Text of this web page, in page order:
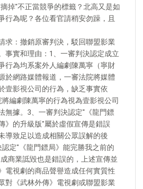
掉"不正當競爭的標籤？北高又是如
行為呢？各位看官請稍安勿躁，且
求：撤銷原審判決，駁回聯盟影業
事實和理由：1、一審判決認定成立
行為均系案外人編劇陳萬寧（寧財
於網路媒體報道，一審法院將媒體
壹影視公司的行為，缺乏事實依
編劇陳萬寧的行為視為壹影視公司
無據。3、一審判決認定"《龍門鏢
》的升級版"屬於虛假宣傳是錯誤
導致足以造成相關公眾誤解的後
定"《龍門鏢局》能完勝我之前的
成商業詆毀也是錯誤的，上述宣傳並
電視劇的商品聲譽造成任何實質性
對《武林外傳》電視劇或聯盟影業